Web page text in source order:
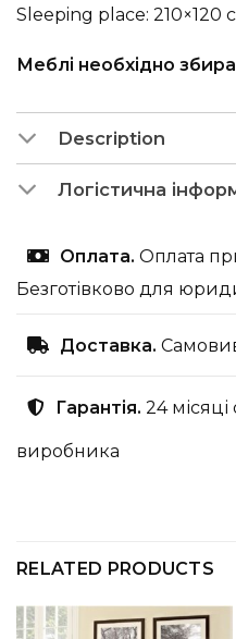
Sleeping place: 210×120
Меблі необхідно
Description
Логістична
Оплата. Оплата
Безготівково для
Доставка.
Гарантія. 24 місяці
виробника
RELATED PRODUCTS